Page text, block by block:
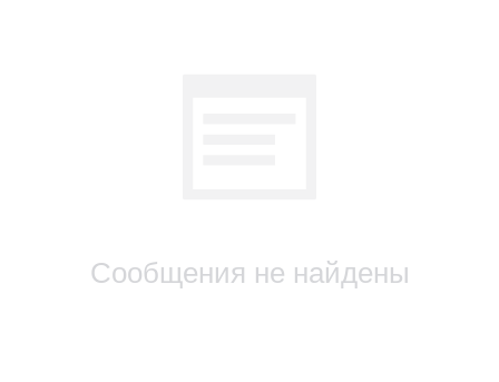
Сообщения не найдены